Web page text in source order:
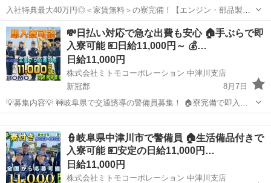
入社特典最大40万円◎＜家賃無料＞の寮完備！【エンジン・部品製造
｜北海道苫小牧市】高収入！月収例30万円以上｜豪華入社特典ももら
える♪《お仕事No.1A295》 自動車のエンジンおよびエンジン部品の製
造 自動車のエンジンや...
北海道 苫小牧市 沼ノ端駅 その他
💸日払い対応で急な出費も安心 🏠手ぶらで即
入寮可能 💴日給11,000円～ 💰…
日給11,000円
株式会社ミトモコーポレーション 中津川支店
新冠郡
8月7日
💡募集内容💡 🚧岐阜県で交通誘導の警備員募集！ 🏠寮完備で即入寮
OK。 🔰未経験でも安心の研修体制。 👫男女歓迎＆カップル応募も大
歓迎。 ✨安心して働ける環境で新生活をスタートしませんか？ 💴【日
給】 ✅日...
👮岐阜県中津川市で警備員 🏠生活備品付きで
入寮可能 💴安定の日給11,000円…
日給11,000円
株式会社ミトモコーポレーション 中津川支店